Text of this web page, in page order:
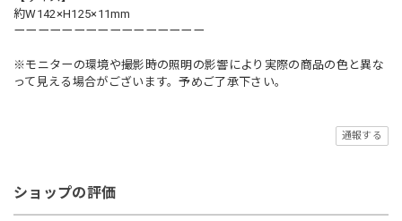
約W142×H125×11mm
ーーーーーーーーーーーーーーーー
※モニターの環境や撮影時の照明の影響により実際の商品の色と異な
って見える場合がございます。予めご了承下さい。
通報する
ショップの評価